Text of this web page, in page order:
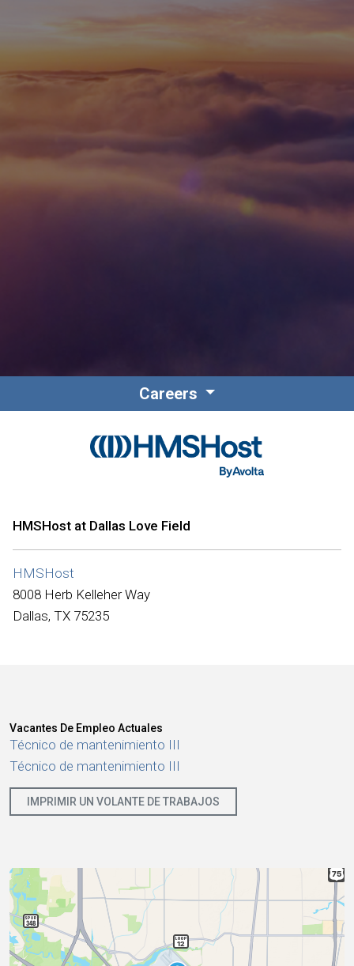
Norteamérica
Internacional
Careers
HMSHost at Dallas Love Field
HMSHost
8008 Herb Kelleher Way
Dallas, TX 75235
Vacantes De Empleo Actuales
Técnico de mantenimiento III
Técnico de mantenimiento III
IMPRIMIR UN VOLANTE DE TRABAJOS